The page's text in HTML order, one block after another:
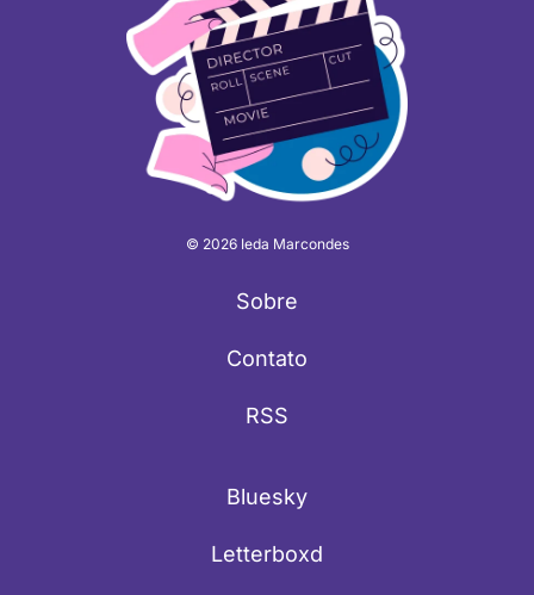
© 2026 Ieda Marcondes
Sobre
Contato
RSS
Bluesky
Letterboxd